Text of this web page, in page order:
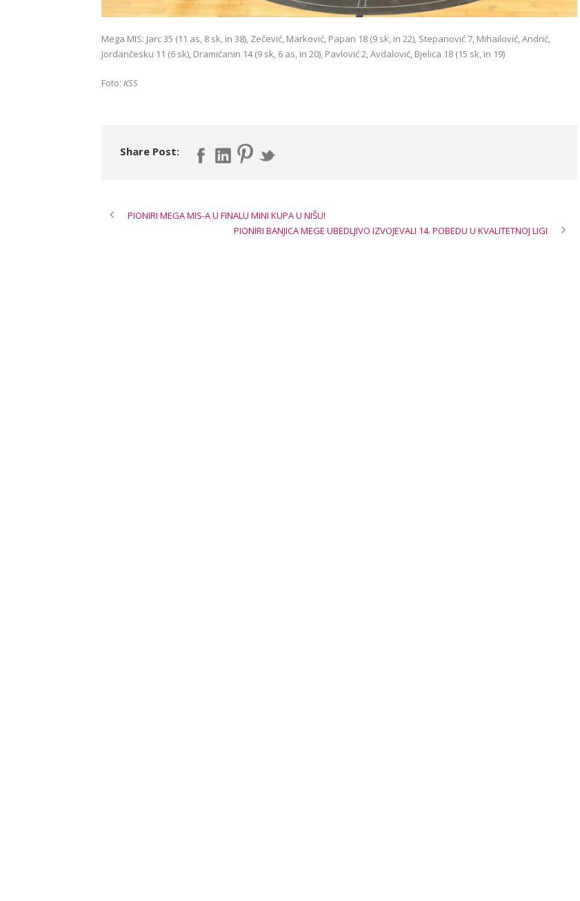
Mega MIS: Jarc 35 (11 as, 8 sk, in 38), Zečević, Marković, Papan 18 (9 sk, in 22), Stepanović 7, Mihailović, Andrić,
Jordančesku 11 (6 sk), Dramićanin 14 (9 sk, 6 as, in 20), Pavlović 2, Avdalović, Bjelica 18 (15 sk, in 19)
Foto: KSS
Share Post:
PIONIRI MEGA MIS-A U FINALU MINI KUPA U NIŠU!
PIONIRI BANJICA MEGE UBEDLJIVO IZVOJEVALI 14. POBEDU U KVALITETNOJ LIGI